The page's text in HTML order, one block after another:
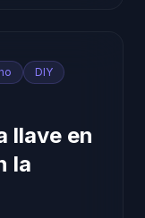
DIY
llave en
la